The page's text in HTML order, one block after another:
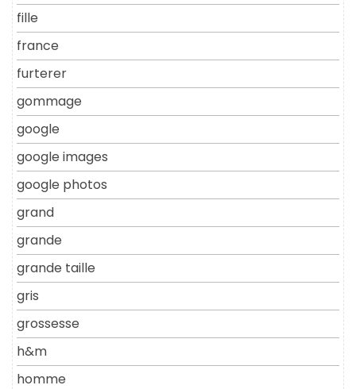
fille
france
furterer
gommage
google
google images
google photos
grand
grande
grande taille
gris
grossesse
h&m
homme